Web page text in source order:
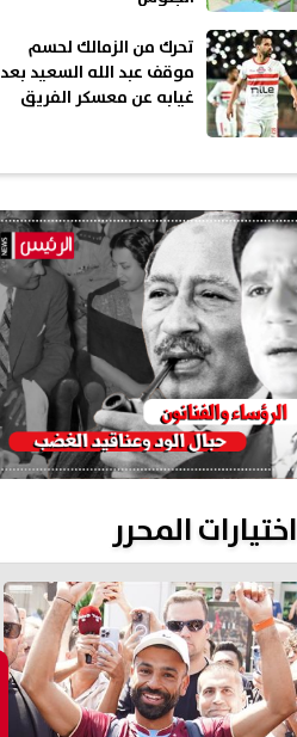
تحرك من الزمالك لحسم
موقف عبد الله السعيد بعد
غيابه عن معسكر الفريق
اختيارات المحرر